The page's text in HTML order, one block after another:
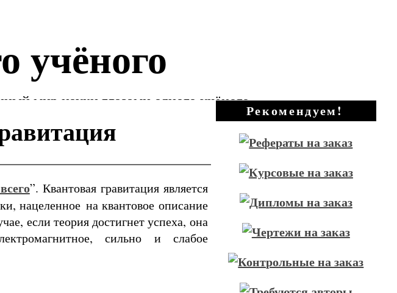
учёного
мир науки глазами одного учёного
”. Квантовая гравитация является
нацеленное на квантовое описание
если теория достигнет успеха, она
сильно и слабое
Рекомендуем!